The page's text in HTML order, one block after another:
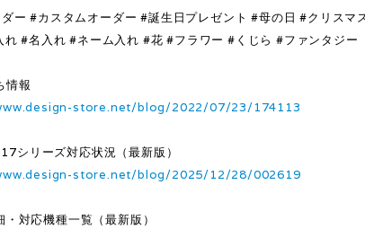
ー #カスタムオーダー #誕生日プレゼント #母の日 #クリス
れ #名入れ #ネーム入れ #花 #フラワー #くじら #ファンタジー
情報
store.net/blog/2022/07/23/174113
シリーズ対応状況（最新版）
store.net/blog/2025/12/28/002619
対応機種一覧（最新版）